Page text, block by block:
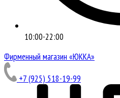
10:00-22:00
Фирменный магазин «ЮККА»
+7 (925) 518-19-99